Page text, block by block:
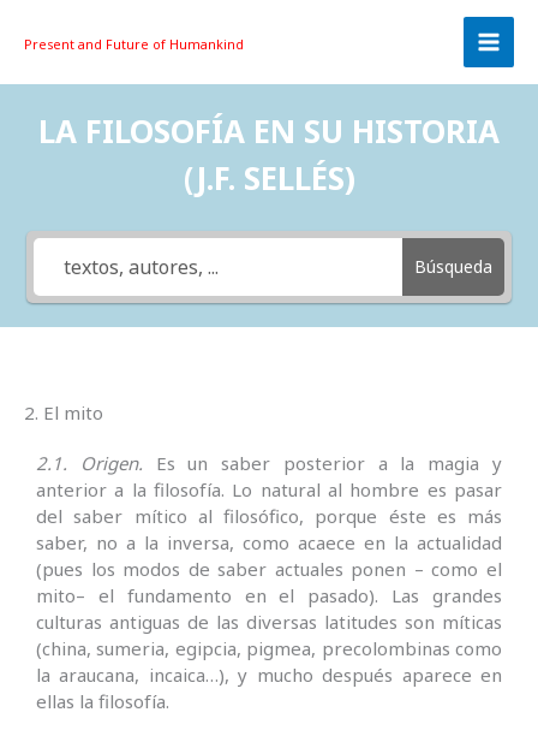
Present and Future of Humankind
LA FILOSOFÍA EN SU HISTORIA
(J.F. SELLÉS)
Búsqueda
2. El mito
2.1. Origen. Es un saber posterior a la magia y
anterior a la filosofía. Lo natural al hombre es pasar
del saber mítico al filosófico, porque éste es más
saber, no a la inversa, como acaece en la actualidad
(pues los modos de saber actuales ponen – como el
mito– el fundamento en el pasado). Las grandes
culturas antiguas de las diversas latitudes son míticas
(china, sumeria, egipcia, pigmea, precolombinas como
la araucana, incaica…), y mucho después aparece en
ellas la filosofía.